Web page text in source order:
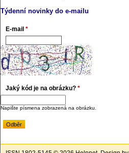
Týdenní novinky do e-mailu
E-mail *
Jaký kód je na obrázku? *
Napište písmena zobrazená na obrázku.